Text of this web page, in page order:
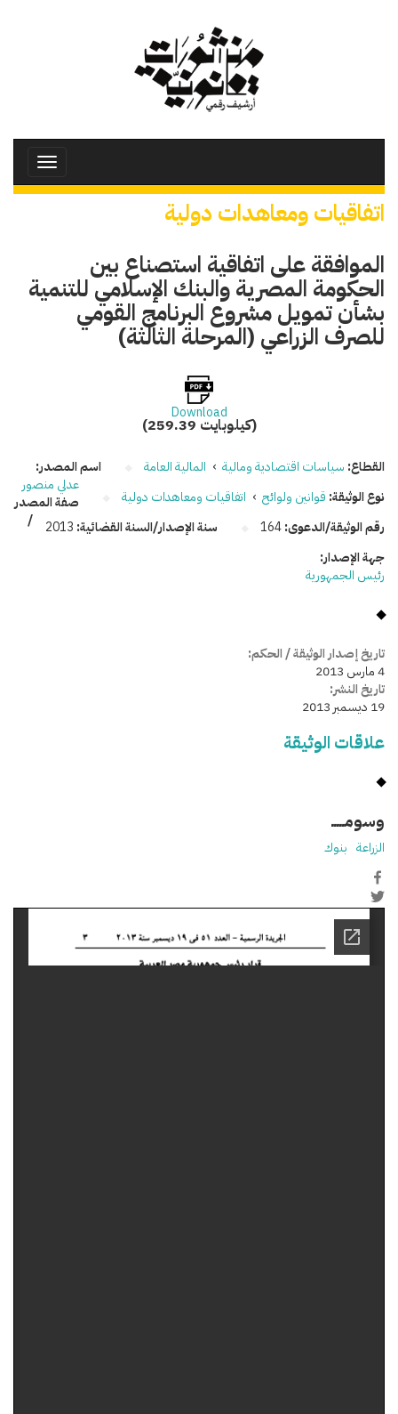
Toggle
اتفاقيات ومعاهدات دولية
الموافقة على اتفاقية استصناع بين
الحكومة المصرية والبنك الإسلامي للتنمية
بشأن تمويل مشروع البرنامج القومي
للصرف الزراعي (المرحلة الثالثة)
Download
(259.39 كيلوبايت)
القطاع: سياسات اقتصادية ومالية › المالية العامة
نوع الوثيقة: قوانين ولوائح › اتفاقيات ومعاهدات دولية
رقم الوثيقة/الدعوى:164 سنة الإصدار/السنة القضائية: 2013
اسم المصدر:
عدلي منصور
صفة المصدر
/
جهة الإصدار:
رئيس الجمهورية
تاريخ إصدار الوثيقة / الحكم:
4 مارس 2013
تاريخ النشر:
19 ديسمبر 2013
علاقات الوثيقة
وسومـــــ
الزراعة بنوك